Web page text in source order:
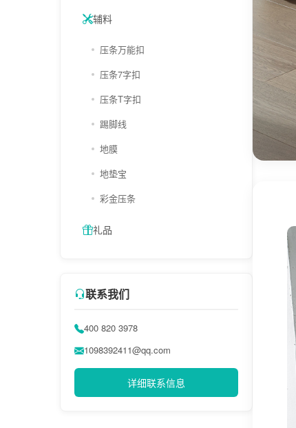
辅料
压条万能扣
压条7字扣
压条T字扣
踢脚线
地膜
地垫宝
彩金压条
礼品
联系我们
400 820 3978
1098392411@qq.com
详细联系信息